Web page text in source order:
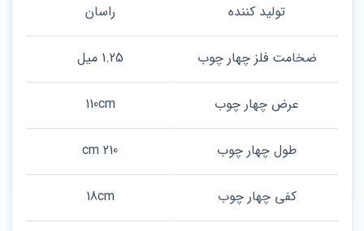
تولید کننده
راسان
ضخامت فلز چهار چوب 1.25 میل
عرض چهار چوب 110cm
طول چهار چوب 210 cm
کفی چهار چوب 18cm